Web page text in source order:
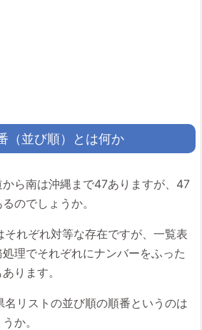
（並び順）とは何か
ら南は沖縄まで47ありますが、47
のでしょうか。
それぞれ対等な存在ですが、一覧表
理でそれぞれにナンバーをふった
ります。
名リストの並び順の順番というのは
か。